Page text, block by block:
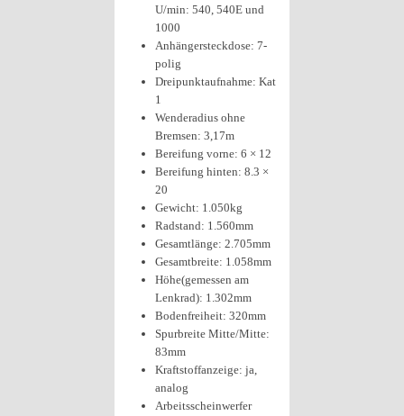
U/min: 540, 540E und
1000
Anhängersteckdose: 7-
polig
Dreipunktaufnahme: Kat
1
Wenderadius ohne
Bremsen: 3,17m
Bereifung vorne: 6 × 12
Bereifung hinten: 8.3 ×
20
Gewicht: 1.050kg
Radstand: 1.560mm
Gesamtlänge: 2.705mm
Gesamtbreite: 1.058mm
Höhe(gemessen am
Lenkrad): 1.302mm
Bodenfreiheit: 320mm
Spurbreite Mitte/Mitte:
83mm
Kraftstoffanzeige: ja,
analog
Arbeitsscheinwerfer